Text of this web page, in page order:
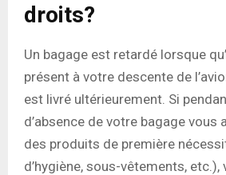
droits?
Un bagage est retardé lorsque
présent à votre descente de
est livré ultérieurement. Si
d’absence de votre bagage vous
des produits de première
d’hygiène, sous-vêtements, etc.),